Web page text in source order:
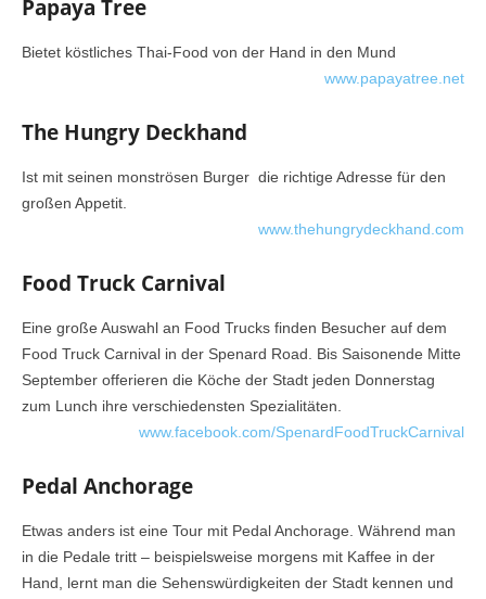
Papaya Tree
Bietet köstliches Thai-Food von der Hand in den Mund
www.papayatree.net
The Hungry Deckhand
Ist mit seinen monströsen Burger die richtige Adresse für den
großen Appetit.
www.thehungrydeckhand.com
Food Truck Carnival
Eine große Auswahl an Food Trucks finden Besucher auf dem
Food Truck Carnival in der Spenard Road. Bis Saisonende Mitte
September offerieren die Köche der Stadt jeden Donnerstag
zum Lunch ihre verschiedensten Spezialitäten.
www.facebook.com/SpenardFoodTruckCarnival
Pedal Anchorage
Etwas anders ist eine Tour mit Pedal Anchorage. Während man
in die Pedale tritt – beispielsweise morgens mit Kaffee in der
Hand, lernt man die Sehenswürdigkeiten der Stadt kennen und